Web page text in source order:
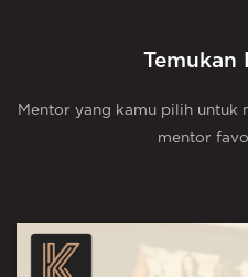
Temukan
Mentor yang kamu pilih untuk
mentor